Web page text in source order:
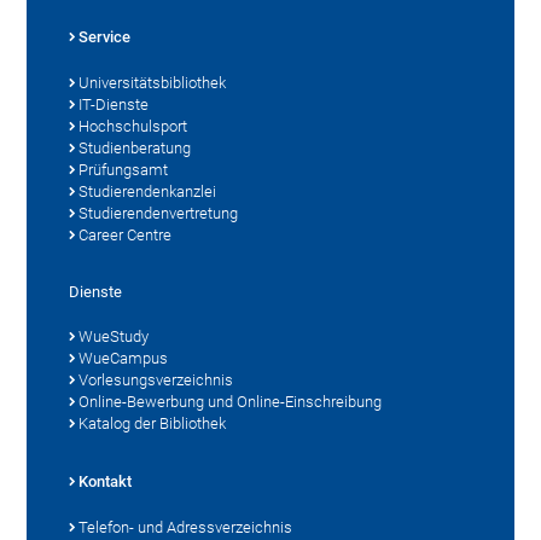
Service
Universitätsbibliothek
IT-Dienste
Hochschulsport
Studienberatung
Prüfungsamt
Studierendenkanzlei
Studierendenvertretung
Career Centre
Dienste
WueStudy
WueCampus
Vorlesungsverzeichnis
Online-Bewerbung und Online-Einschreibung
Katalog der Bibliothek
Kontakt
Telefon- und Adressverzeichnis